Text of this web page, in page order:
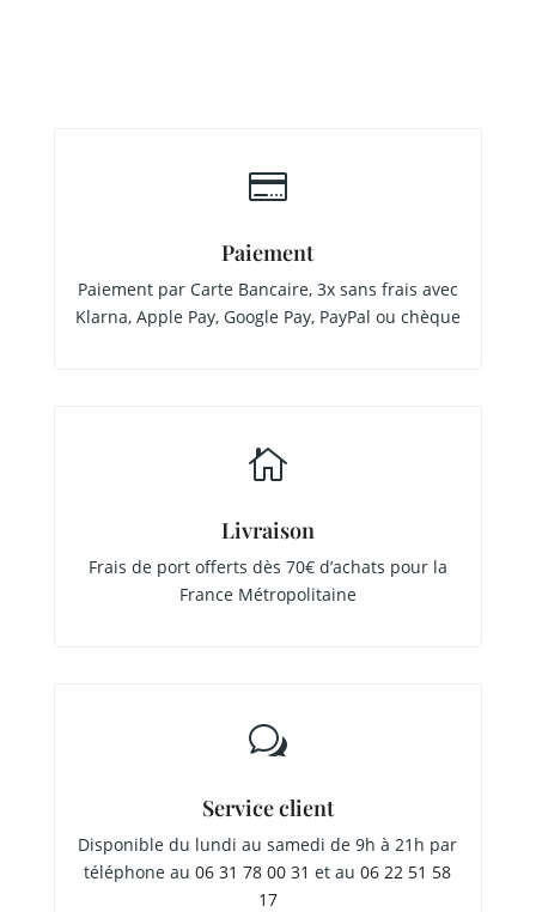

Paiement
Paiement par Carte Bancaire, 3x sans frais avec
Klarna, Apple Pay, Google Pay, PayPal ou chèque

Livraison
Frais de port offerts dès 70€ d’achats pour la
France Métropolitaine
w
Service client
Disponible du lundi au samedi de 9h à 21h par
téléphone au06 31 78 00 31 et au06 22 51 58
17